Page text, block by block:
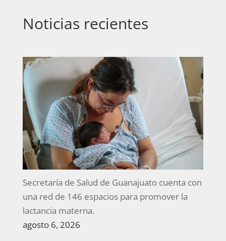
Noticias recientes
Secretaría de Salud de Guanajuato cuenta con
una red de 146 espacios para promover la
lactancia materna.
agosto 6, 2026